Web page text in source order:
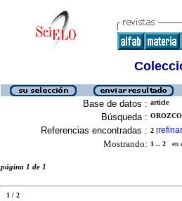
Base de datos : article
Búsqueda :
Referencias encontradas : 2 [refinar
Mostrando: 1 .. 2 en
página 1 de 1
1 / 2